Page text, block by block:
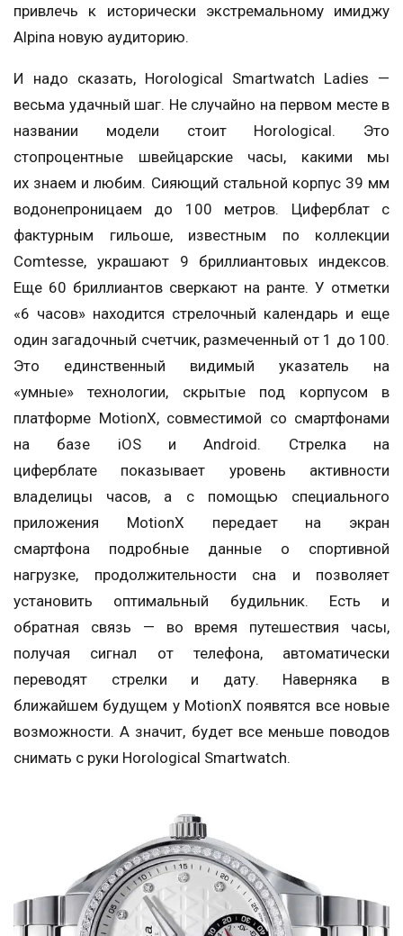
привлечь к исторически экстремальному имиджу
Alpina новую аудиторию.
И надо сказать, Horological Smartwatch Ladies —
весьма удачный шаг. Не случайно на первом месте в
названии модели стоит Horological. Это
стопроцентные швейцарские часы, какими мы
их знаем и любим. Сияющий стальной корпус 39 мм
водонепроницаем до 100 метров. Циферблат с
фактурным гильоше, известным по коллекции
Comtesse, украшают 9 бриллиантовых индексов.
Еще 60 бриллиантов сверкают на ранте. У отметки
«6 часов» находится стрелочный календарь и еще
один загадочный счетчик, размеченный от 1 до 100.
Это единственный видимый указатель на
«умные» технологии, скрытые под корпусом в
платформе MotionX, совместимой со смартфонами
на базе iOS и Android. Стрелка на
циферблате показывает уровень активности
владелицы часов, а с помощью специального
приложения MotionX передает на экран
смартфона подробные данные о спортивной
нагрузке, продолжительности сна и позволяет
установить оптимальный будильник. Есть и
обратная связь — во время путешествия часы,
получая сигнал от телефона, автоматически
переводят стрелки и дату. Наверняка в
ближайшем будущем у MotionX появятся все новые
возможности. А значит, будет все меньше поводов
снимать с руки Horological Smartwatch.